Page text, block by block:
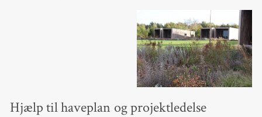
Hjælp til haveplan og projektledelse